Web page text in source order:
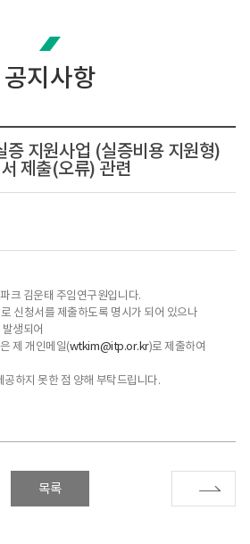
공지사항
증 지원사업 (실증비용 지원형)
제출(오류) 관련
크 김운태 주임연구원입니다.
신청서를 제출하도록 명시가 되어 있으나
생되어
제 개인메일(wtkim@itp.or.kr)로 제출하여
하지 못한 점 양해 부탁드립니다.
목록